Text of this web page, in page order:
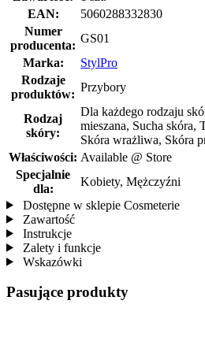
EAN:
5060288332830
Numer
producenta:
GS01
Marka:
StylPro
Rodzaje
produktów:
Przybory
Rodzaj
skóry:
Dla każdego rodzaju
mieszana, Sucha skóra,
Skóra wrażliwa, Skóra
Właściwości: Available @ Store
Specjalnie
dla:
Kobiety, Mężczyźni
Dostępne w sklepie Cosmeterie
Zawartość
Instrukcje
Zalety i funkcje
Wskazówki
Pasujące produkty